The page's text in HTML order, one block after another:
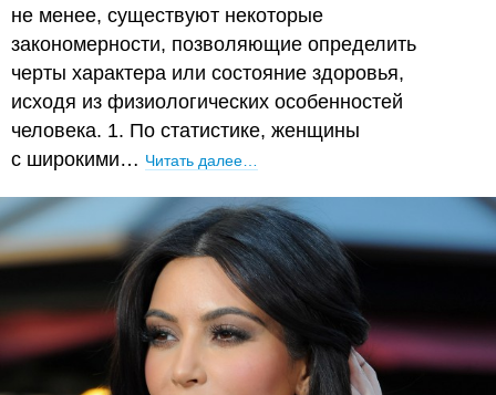
не менее, существуют некоторые
закономерности, позволяющие определить
черты характера или состояние здоровья,
исходя из физиологических особенностей
человека. 1. По статистике, женщины
с широкими… Читать далее…